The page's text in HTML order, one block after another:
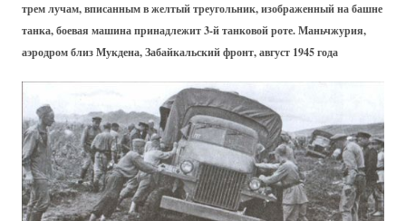
трем лучам, вписанным в желтый треугольник, изображенный на башне
танка, боевая машина принадлежит 3-й танковой роте. Маньчжурия,
аэродром близ Мукдена, Забайкальский фронт, август 1945 года